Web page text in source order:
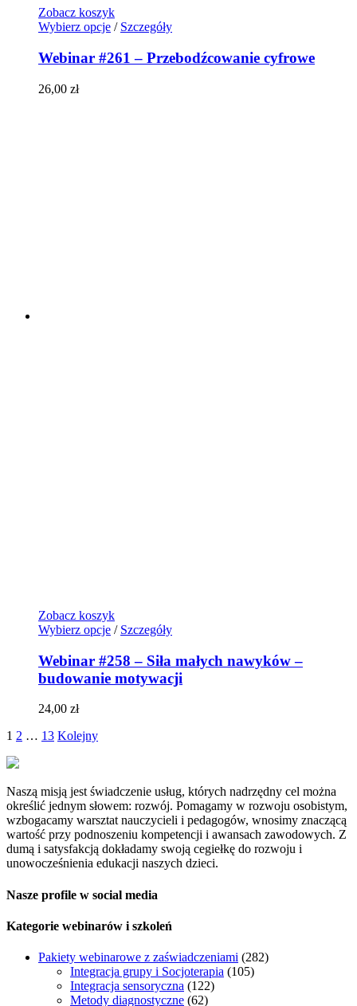
Zobacz koszyk
Wybierz opcje / Szczegóły
Webinar #261 – Przebodźcowanie cyfrowe
26,00 zł
Zobacz koszyk
Wybierz opcje / Szczegóły
Webinar #258 – Siła małych nawyków –
budowanie motywacji
24,00 zł
1 2 … 13 Kolejny
Naszą misją jest świadczenie usług, których nadrzędny cel można
określić jednym słowem: rozwój. Pomagamy w rozwoju osobistym,
wzbogacamy warsztat nauczycieli i pedagogów, wnosimy znaczącą
wartość przy podnoszeniu kompetencji i awansach zawodowych. Z
dumą i satysfakcją dokładamy swoją cegiełkę do rozwoju i
unowocześnienia edukacji naszych dzieci.
Nasze profile w social media
Kategorie webinarów i szkoleń
Pakiety webinarowe z zaświadczeniami (282)
Integracja grupy i Socjoterapia (105)
Integracja sensoryczna (122)
Metody diagnostyczne (62)